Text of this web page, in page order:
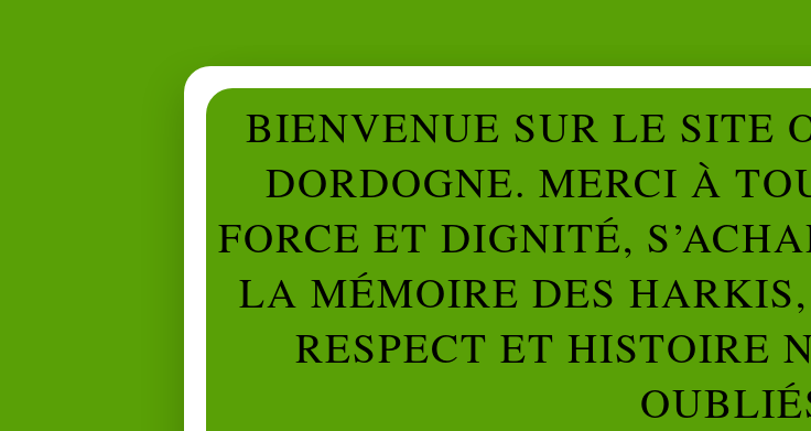
BIENVENUE SUR LE SITE
DORDOGNE. MERCI À
FORCE ET DIGNITÉ,
LA MÉMOIRE DES
RESPECT ET HISTOIRE